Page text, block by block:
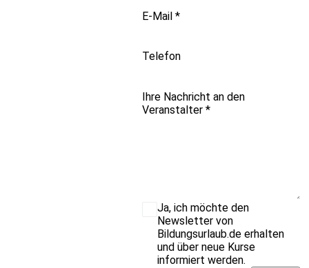
E-Mail *
Telefon
Ihre Nachricht an den
Veranstalter *
Ja, ich möchte den
Newsletter von
Bildungsurlaub.de erhalten
und über neue Kurse
informiert werden.